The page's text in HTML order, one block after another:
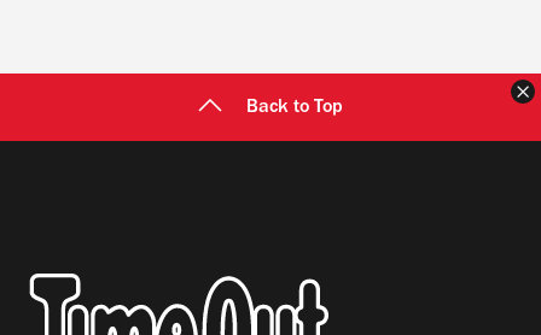
Back to Top